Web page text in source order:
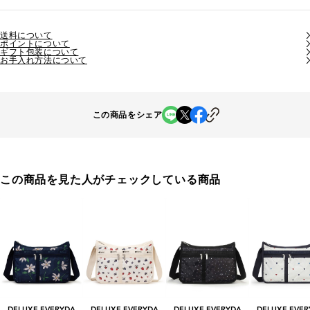
送料について
ポイントについて
ギフト包装について
お手入れ方法について
この商品をシェア
この商品を見た人がチェックしている商品